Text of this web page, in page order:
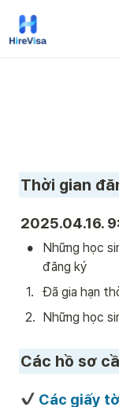
Thời gian
2025.04.16.
•
Những học
đăng ký
1.
Đã gia hạn
2. Những học
Các hồ sơ
Các giấy